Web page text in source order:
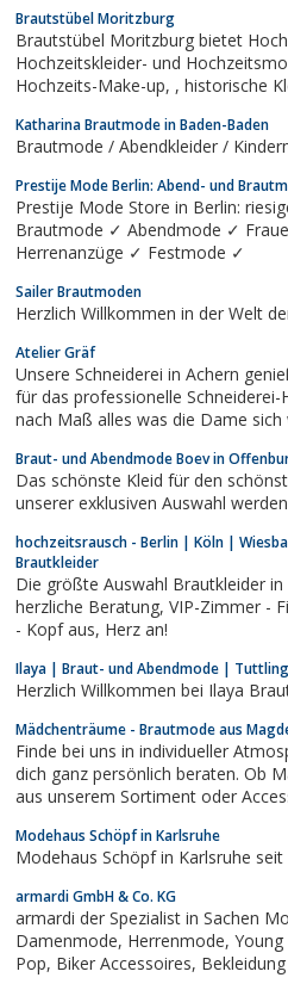
Brautstübel Moritzburg
Brautstübel Moritzburg bietet
Hochzeitskleider- und Hochzeitsmodeverkauf,
Hochzeits-Make-up, , historische Kleider, Aschenbrödelstyle,
Katharina Brautmode in Baden-Baden
Brautmode / Abendkleider /
Prestije Mode Berlin: Abend- und
Prestije Mode Store in Berlin:
Brautmode ✓ Abendmode ✓
Herrenanzüge ✓ Festmode ✓
Sailer Brautmoden
Herzlich Willkommen in der Welt
Atelier Gräf
Unsere Schneiderei in Achern
für das professionelle Schneiderei-
nach Maß alles was die Dame sich
Braut- und Abendmode Boev in
Das schönste Kleid für den
unserer exklusiven Auswahl
hochzeitsrausch - Berlin | Köln |
Brautkleider
Die größte Auswahl Brautkleider
herzliche Beratung, VIP-Zimmer - Finde mit uns Dein Traumkleid
- Kopf aus, Herz an!
Ilaya | Braut- und Abendmode |
Herzlich Willkommen bei Ilaya
Mädchenträume - Brautmode aus
Finde bei uns in individueller
dich ganz persönlich beraten. Ob
aus unserem Sortiment oder Accessoires, wir
aus Magdeburg, Buckau.
Modehaus Schöpf in Karlsruhe
Modehaus Schöpf in Karlsruhe
armardi GmbH & Co. KG
armardi der Spezialist in Sachen
Damenmode, Herrenmode, Young Fashion, Artikel aus Rock und
Pop, Biker Accessoires, Bekleidung und Accessoires aus Gothic